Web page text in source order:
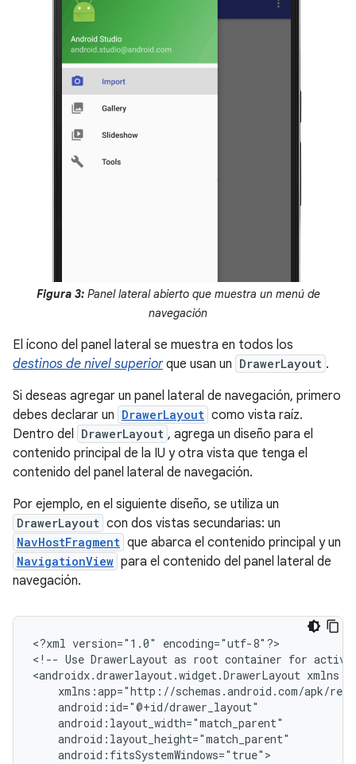
Figura 3:Panel lateral abierto que muestra un menú de
navegación
El ícono del panel lateral se muestra en todos los
destinos de nivel superiorque usan un DrawerLayout .
Si deseas agregar un panel lateral de navegación, primero
debes declarar un DrawerLayout como vista raíz.
Dentro del DrawerLayout , agrega un diseño para el
contenido principal de la IU y otra vista que tenga el
contenido del panel lateral de navegación.
Por ejemplo, en el siguiente diseño, se utiliza un
DrawerLayout con dos vistas secundarias: un
NavHostFragment que abarca el contenido principal y un
NavigationView para el contenido del panel lateral de
navegación.
<?xml version="1.0"
encoding="utf-8"?>
<!-- Use DrawerLayout as root container for
<androidx.drawerlayout.widget.DrawerLayout
android:fitsSystemWindows="true">